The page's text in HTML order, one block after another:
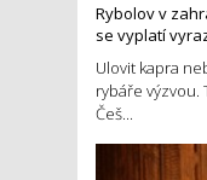
Rybolov v
se vyplatí
Ulovit kapra
rybáře výzvou.
Češ...